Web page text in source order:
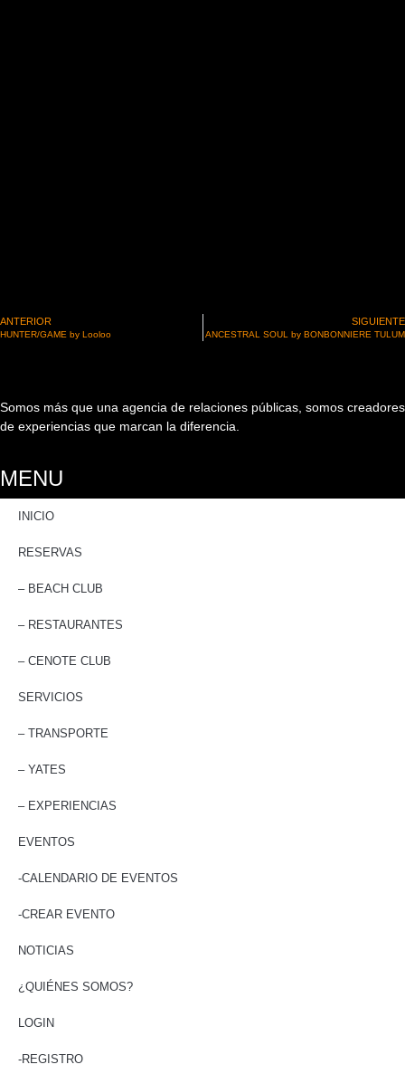
ANTERIOR
HUNTER/GAME by Looloo
SIGUIENTE
ANCESTRAL SOUL by BONBONNIERE TULUM
Somos más que una agencia de relaciones públicas, somos creadores
de experiencias que marcan la diferencia.
MENU
INICIO
RESERVAS
– BEACH CLUB
– RESTAURANTES
– CENOTE CLUB
SERVICIOS
– TRANSPORTE
– YATES
– EXPERIENCIAS
EVENTOS
-CALENDARIO DE EVENTOS
-CREAR EVENTO
NOTICIAS
¿QUIÉNES SOMOS?
LOGIN
-REGISTRO